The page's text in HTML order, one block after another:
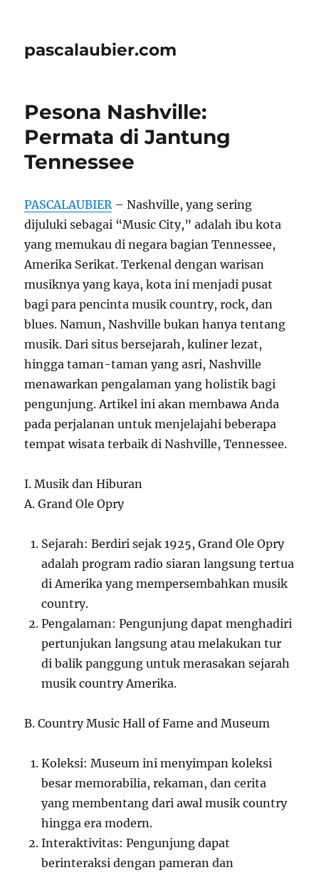
pascalaubier.com
Pesona Nashville:
Permata di Jantung
Tennessee
PASCALAUBIER– Nashville, yang sering
dijuluki sebagai “Music City,” adalah ibu kota
yang memukau di negara bagian Tennessee,
Amerika Serikat. Terkenal dengan warisan
musiknya yang kaya, kota ini menjadi pusat
bagi para pencinta musik country, rock, dan
blues. Namun, Nashville bukan hanya tentang
musik. Dari situs bersejarah, kuliner lezat,
hingga taman-taman yang asri, Nashville
menawarkan pengalaman yang holistik bagi
pengunjung. Artikel ini akan membawa Anda
pada perjalanan untuk menjelajahi beberapa
tempat wisata terbaik di Nashville, Tennessee.
I. Musik dan Hiburan
A. Grand Ole Opry
Sejarah: Berdiri sejak 1925, Grand Ole Opry
adalah program radio siaran langsung tertua
di Amerika yang mempersembahkan musik
country.
Pengalaman: Pengunjung dapat menghadiri
pertunjukan langsung atau melakukan tur
di balik panggung untuk merasakan sejarah
musik country Amerika.
B. Country Music Hall of Fame and Museum
Koleksi: Museum ini menyimpan koleksi
besar memorabilia, rekaman, dan cerita
yang membentang dari awal musik country
hingga era modern.
Interaktivitas: Pengunjung dapat
berinteraksi dengan pameran dan